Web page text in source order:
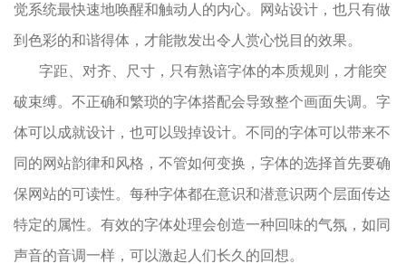
觉系统最快速地唤醒和触动人的内心。网站设计，也只有做
到色彩的和谐得体，才能散发出令人赏心悦目的效果。
字距、对齐、尺寸，只有熟谙字体的本质规则，才能突
破束缚。不正确和繁琐的字体搭配会导致整个画面失调。字
体可以成就设计，也可以毁掉设计。不同的字体可以带来不
同的网站韵律和风格，不管如何变换，字体的选择首先要确
保网站的可读性。每种字体都在意识和潜意识两个层面传达
特定的属性。有效的字体处理会创造一种回味的气氛，如同
声音的音调一样，可以激起人们长久的回想。